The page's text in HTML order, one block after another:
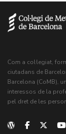
Com a col·legiat,
ciutadans de
Barcelona (CoMB),
interessos de la
pel dret de les